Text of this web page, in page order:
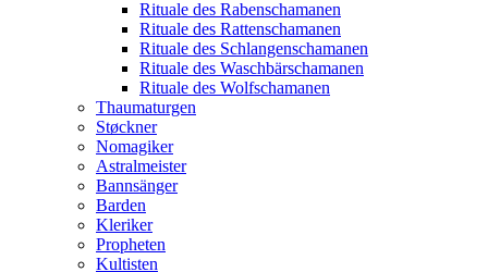
Rituale des Rabenschamanen
Rituale des Rattenschamanen
Rituale des Schlangenschamanen
Rituale des Waschbärschamanen
Rituale des Wolfschamanen
Thaumaturgen
Støckner
Nomagiker
Astralmeister
Bannsänger
Barden
Kleriker
Propheten
Kultisten